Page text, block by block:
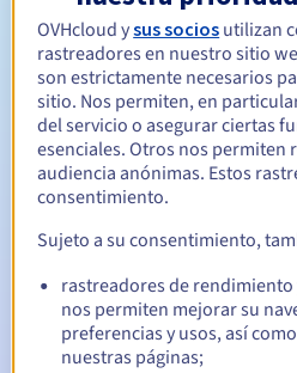
Período de renovación
Período de redención
vencimiento
Email el día del vencimiento
del nombre de dominio
OVHcloud ysus socios utilizan
rastreadores en nuestro sitio
son estrictamente necesarios
sitio. Nos permiten, en
del servicio o asegurar ciertas
esenciales. Otros nos permiten
audiencia anónimas. Estos
consentimiento.
Sujeto a su consentimiento,
rastreadores de
nos permiten mejorar su
preferencias y usos, así
nuestras páginas;